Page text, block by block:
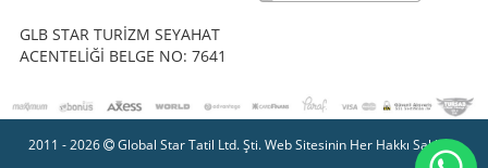
GLB STAR TURİZM SEYAHAT
ACENTELİĞİ BELGE NO: 7641
2011 - 2026 Global Star Tatil Ltd. Şti. Web Sitesinin Her Hakkı Saklıdır.